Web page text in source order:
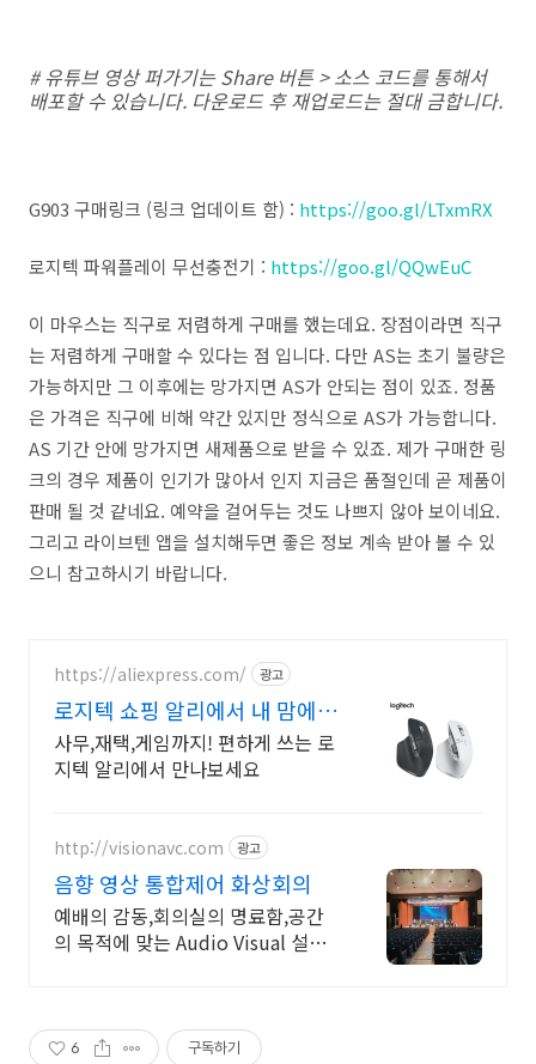
# 유튜브 영상 퍼가기는 Share 버튼 > 소스 코드를 통해서
배포할 수 있습니다. 다운로드 후 재업로드는 절대 금합니다.
G903 구매링크 (링크 업데이트 함) : https://goo.gl/LTxmRX
로지텍 파워플레이 무선충전기 : https://goo.gl/QQwEuC
이 마우스는 직구로 저렴하게 구매를 했는데요. 장점이라면 직구
는 저렴하게 구매할 수 있다는 점 입니다. 다만 AS는 초기 불량은
가능하지만 그 이후에는 망가지면 AS가 안되는 점이 있죠. 정품
은 가격은 직구에 비해 약간 있지만 정식으로 AS가 가능합니다.
AS 기간 안에 망가지면 새제품으로 받을 수 있죠. 제가 구매한 링
크의 경우 제품이 인기가 많아서 인지 지금은 품절인데 곧 제품이
판매 될 것 같네요. 예약을 걸어두는 것도 나쁘지 않아 보이네요.
그리고 라이브텐 앱을 설치해두면 좋은 정보 계속 받아 볼 수 있
으니 참고하시기 바랍니다.
https://aliexpress.com/ 광고
로지텍 쇼핑 알리에서 내 맘에
쏙드는 오늘의 특가
사무,재택,게임까지! 편하게 쓰는 로
지텍 알리에서 만나보세요
http://visionavc.com 광고
음향 영상 통합제어 화상회의
예배의 감동,회의실의 명료함,공간
의 목적에 맞는 Audio Visual 설계.
6 구독하기